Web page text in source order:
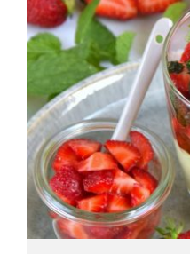
Avocado-
mit